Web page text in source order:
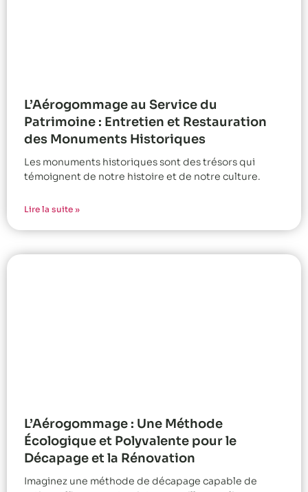
L’Aérogommage au Service du
Patrimoine : Entretien et Restauration
des Monuments Historiques
Les monuments historiques sont des trésors qui
témoignent de notre histoire et de notre culture.
Lire la suite »
L’Aérogommage : Une Méthode
Écologique et Polyvalente pour le
Décapage et la Rénovation
Imaginez une méthode de décapage capable de